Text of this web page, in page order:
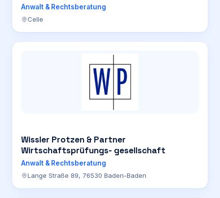
Anwalt & Rechtsberatung
Celle
Wissler Protzen & Partner
Wirtschaftsprüfungs- gesellschaft
Anwalt & Rechtsberatung
Lange Straße 89, 76530 Baden-Baden